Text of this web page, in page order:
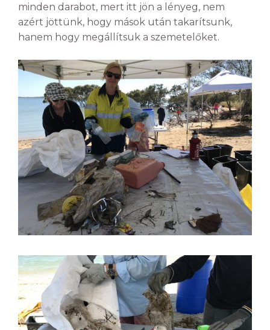
minden darabot, mert itt jön a lényeg, nem
azért jöttünk, hogy mások után takarítsunk,
hanem hogy megállítsuk a szemetelőket.